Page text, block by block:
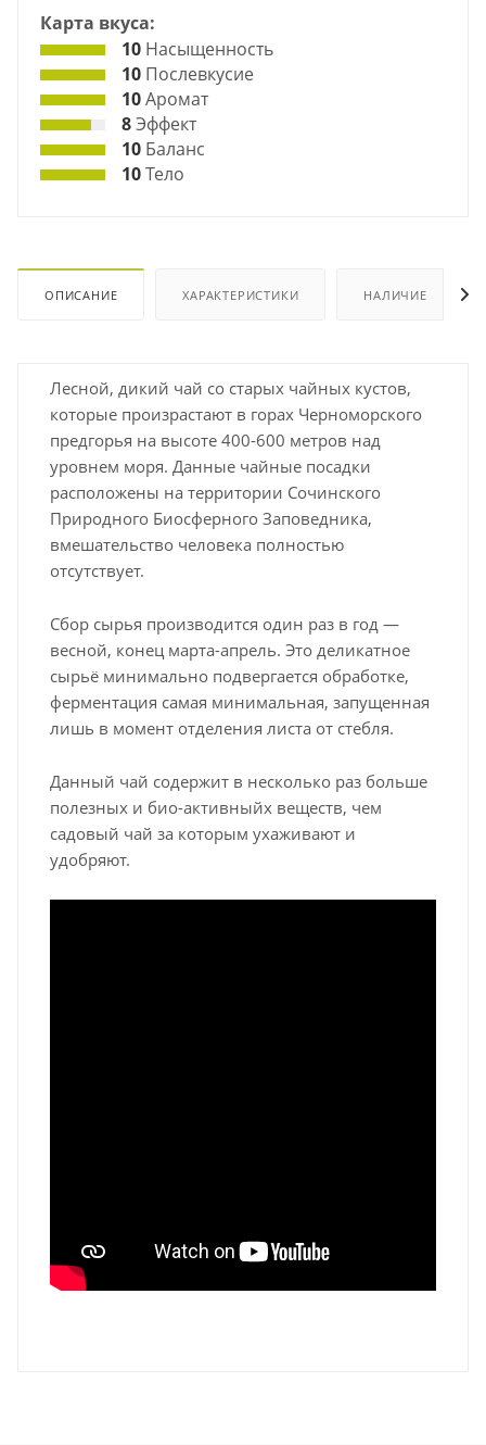
Карта вкуса:
10 Насыщенность
10 Послевкусие
10Аромат
8Эффект
10 Баланс
10Тело
ОПИСАНИЕ ХАРАКТЕРИСТИКИ НАЛИЧИЕ
Лесной, дикий чай со старых чайных кустов,
которые произрастают в горах Черноморского
предгорья на высоте 400-600 метров над
уровнем моря. Данные чайные посадки
расположены на территории Сочинского
Природного Биосферного Заповедника,
вмешательство человека полностью
отсутствует.
Сбор сырья производится один раз в год —
весной, конец марта-апрель. Это деликатное
сырьё минимально подвергается обработке,
ферментация самая минимальная, запущенная
лишь в момент отделения листа от стебля.
Данный чай содержит в несколько раз больше
полезных и био-активныйх веществ, чем
садовый чай за которым ухаживают и
удобряют.